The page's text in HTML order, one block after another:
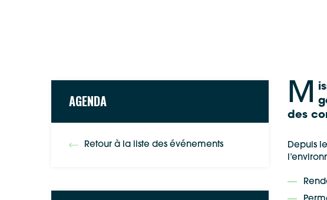
AGENDA
Retour à la liste des événements
M
des
Depuis